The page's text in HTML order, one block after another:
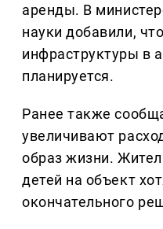
аренды. В
науки добавили,
инфраструктуры в
планируется.
Ранее также
увеличивают
образ жизни.
детей на объект
окончательного